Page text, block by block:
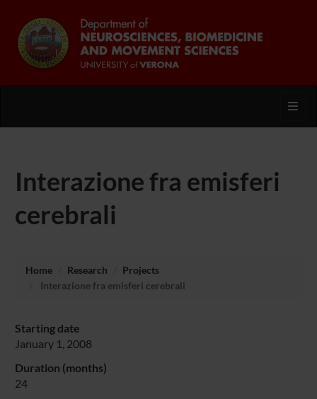
Interazione fra emisferi
cerebrali
Home Research
Projects
Interazione fra emisferi cerebrali
Starting date
January 1, 2008
Duration (months)
24